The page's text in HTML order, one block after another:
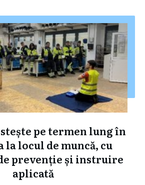
pe termen lung în
la locul de muncă, cu
prevenție și instruire
aplicată